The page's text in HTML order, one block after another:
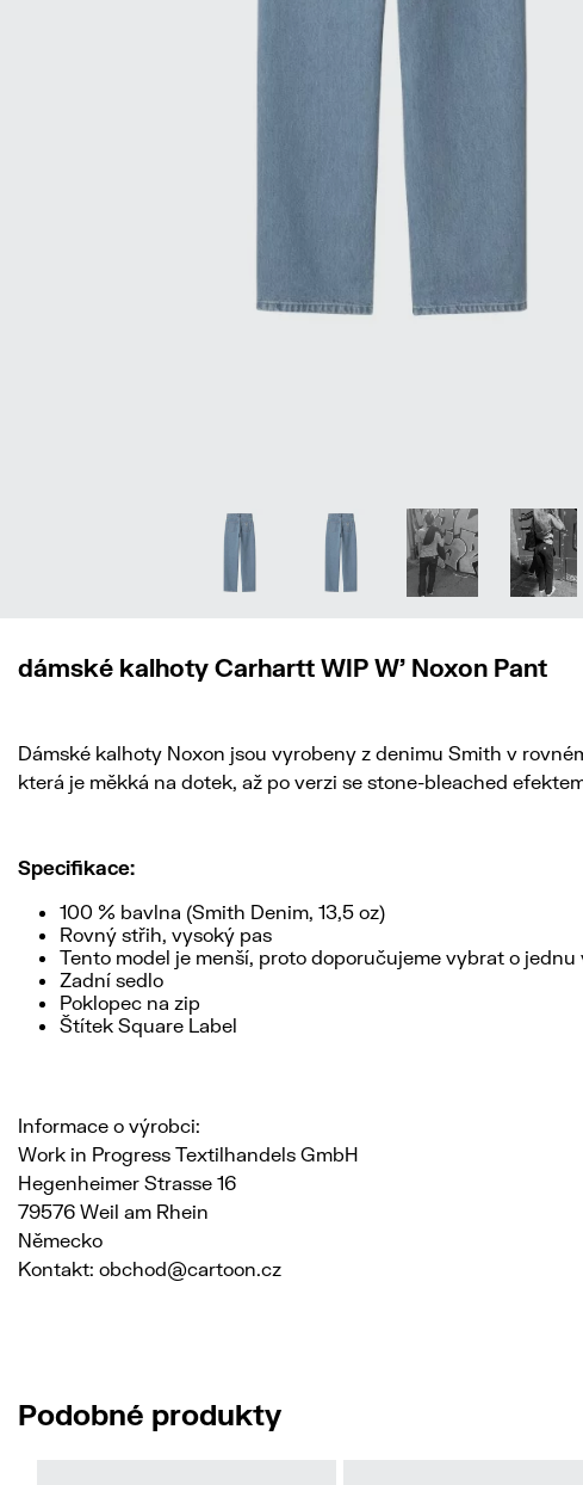
dámské kalhoty Carhartt WIP W' Noxon Pant
Dámské kalhoty Noxon jsou vyrobeny z denimu Smith v
která je měkká na dotek, až po verzi se stone-bleached
Specifikace:
100 % bavlna (Smith Denim, 13,5 oz)
Rovný střih, vysoký pas
Tento model je menší, proto doporučujeme vybrat o
Zadní sedlo
Poklopec na zip
Štítek Square Label
Informace o výrobci:
Work in Progress Textilhandels GmbH
Hegenheimer Strasse 16
79576 Weil am Rhein
Německo
Kontakt: obchod@cartoon.cz
Podobné produkty